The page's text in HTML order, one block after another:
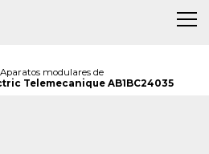
Aparatos modulares de
Telemecanique AB1BC24035